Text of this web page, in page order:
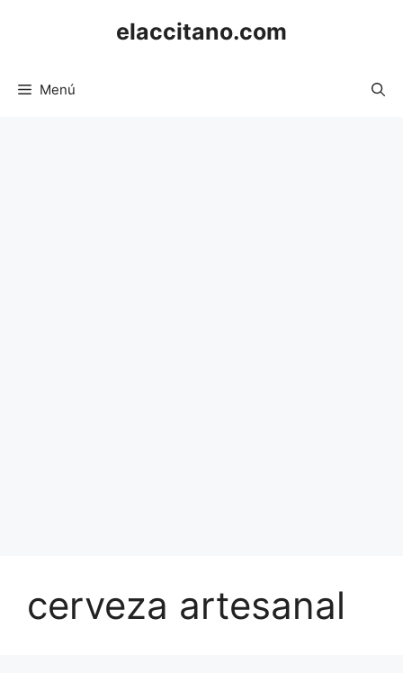
elaccitano.com
Menú
cerveza artesanal